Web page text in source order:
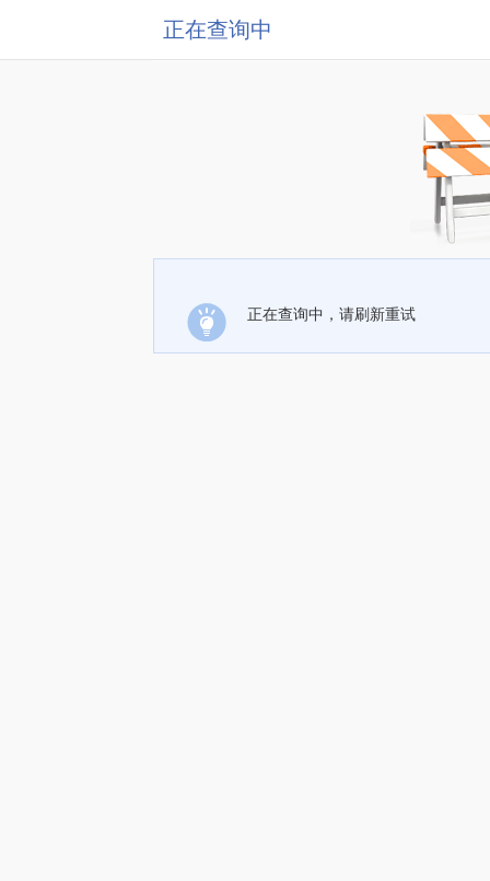
正在查询中
正在查询中，请刷新重试